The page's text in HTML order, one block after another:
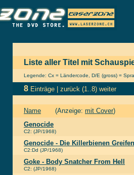
Liste aller Titel mit
Legende: Cx = Ländercode, D/E (gross) =
8 Einträge | zurück (1..8) weiter
Name (Anzeige: mit Cover)
Genocide
C2: (JP/1968)
Genocide - Die Killerbienen
C2:Dd (JP/1968)
Goke - Body Snatcher From Hell
C2: (JP/1968)